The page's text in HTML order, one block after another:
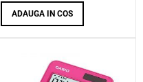
ADAUGA IN COS